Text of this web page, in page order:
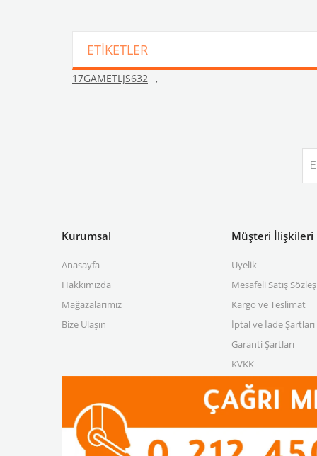
ETIKETLER
17GAMETLJS632 ,
Kurumsal
Anasayfa
Hakkımızda
Mağazalarımız
Bize Ulaşın
Müşteri İlişkileri
Üyelik
Mesafeli Satış
Kargo ve Teslimat
İptal ve İade Şartları
Garanti Şartları
KVKK